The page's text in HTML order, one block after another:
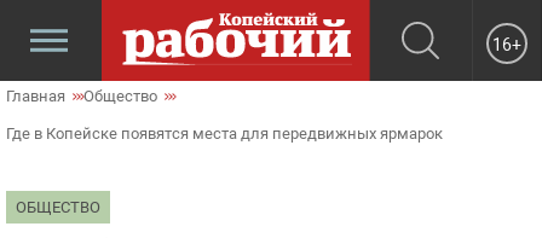
16+
Главная Общество
Где в Копейске появятся места для передвижных ярмарок
ОБЩЕСТВО